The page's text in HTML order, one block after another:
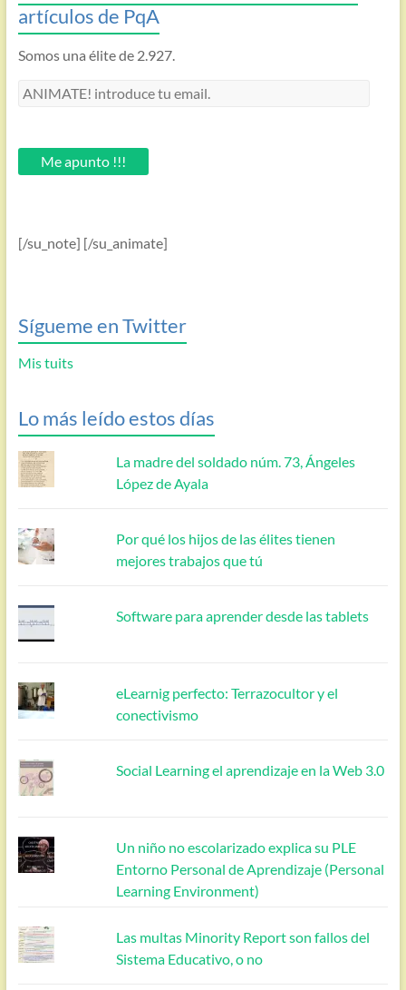
artículos de PqA
Somos una élite de 2.927.
ANIMATE!
email.Me apunto !!!
[/su_note] [/su_animate]
Sígueme en Twitter
Mis tuits
Lo más leído estos días
La madre del soldado núm. 73, Ángeles
López de Ayala
Por qué los hijos de las élites tienen
mejores trabajos que tú
Software para aprender desde las tablets
eLearnig perfecto: Terrazocultor y el
conectivismo
Social Learning el aprendizaje en la Web 3.0
Un niño no escolarizado explica su PLE
Entorno Personal de Aprendizaje (Personal
Learning Environment)
Las multas Minority Report son fallos del
Sistema Educativo, o no